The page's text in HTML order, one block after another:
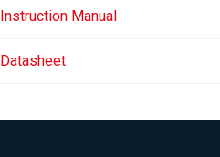
Instruction Manual
Datasheet